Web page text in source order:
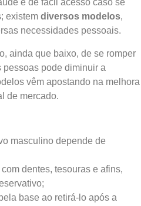
e de fácil acesso caso se
existem diversos modelos,
necessidades pessoais.
ainda que baixo, de se romper
pessoas pode diminuir a
vêm apostando na melhora
de mercado.
masculino depende de
dentes, tesouras e afins,
base ao retirá-lo após a